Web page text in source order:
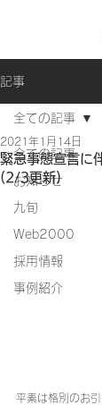
記事
全ての記事
お知らせ
九旬
Web2000
採用情報
事例紹介
全ての記事
緊急事態宣言に
(2/3更新)
2021年1月14日
平素は格別のお